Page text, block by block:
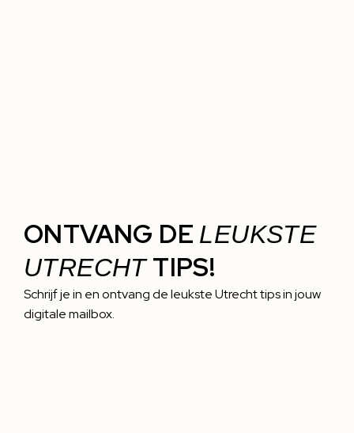
ONTVANG DE LEUKSTE
UTRECHTTIPS!
Schrijf je in en ontvang de leukste Utrecht tips in jouw
digitale mailbox.